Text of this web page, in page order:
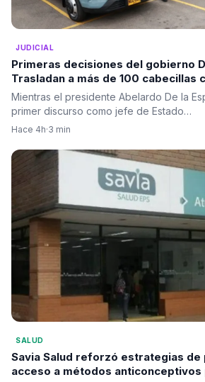
JUDICIAL
Primeras decisiones del gobierno
Trasladan a más de 100 cabecillas
cárceles de máxima seguridad
Mientras el presidente Abelardo De la
primer discurso como jefe de Estado…
Hace 4h·3 min
SALUD
Savia Salud reforzó estrategias de
acceso a métodos anticonceptivos